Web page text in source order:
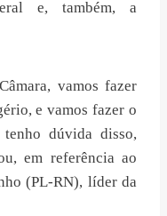
e, também, a
vamos fazer
e vamos fazer o
dúvida disso,
em referência ao
(PL-RN), líder da